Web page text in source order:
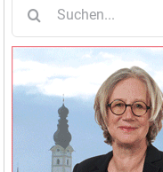
nach: